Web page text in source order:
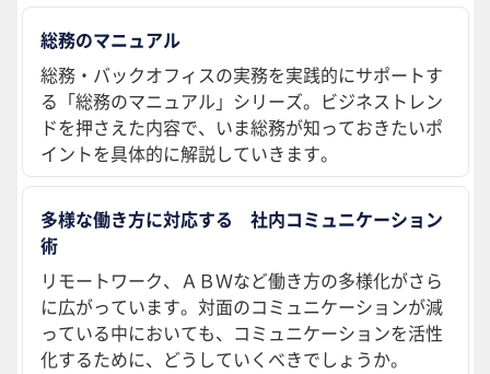
総務のマニュアル
総務・バックオフィスの実務を実践的にサポートす
る「総務のマニュアル」シリーズ。ビジネストレン
ドを押さえた内容で、いま総務が知っておきたいポ
イントを具体的に解説していきます。
多様な働き方に対応する 社内コミュニケーション
術
リモートワーク、ＡＢＷなど働き方の多様化がさら
に広がっています。対面のコミュニケーションが減
っている中においても、コミュニケーションを活性
化するために、どうしていくべきでしょうか。